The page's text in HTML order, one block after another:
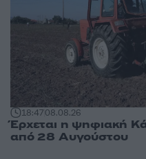
18:4708.08.26
Έρχεται η ψηφιακή
από 28 Αυγούστου